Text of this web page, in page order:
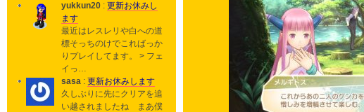
yukkun20 : 更新お休みし
ます
最近はレスレリや白への道
標そっちのけでこればっか
りプレイしてます。 > フェ
イっ…
sasa : 更新お休みします
久しぶりに先にクリアを追
い越されましたね まあ僕